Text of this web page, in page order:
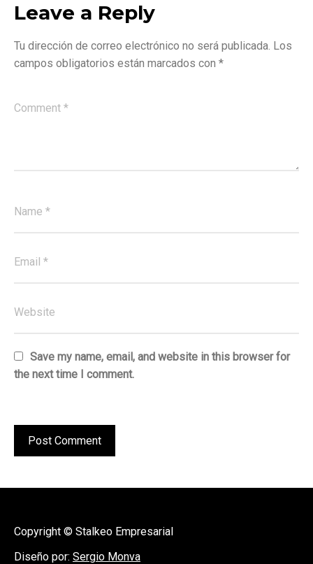
Leave a Reply
Tu dirección de correo electrónico no será publicada. Los
campos obligatorios están marcados con *
Save my name, email, and website in this browser for
the next time I comment.
Copyright © Stalkeo Empresarial
Diseño por: Sergio Monva